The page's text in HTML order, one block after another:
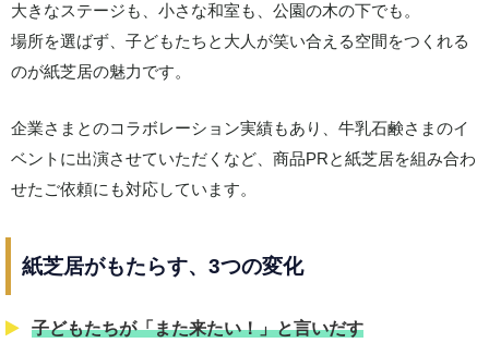
大きなステージも、小さな和室も、公園の木の下でも。
場所を選ばず、子どもたちと大人が笑い合える空間をつくれる
のが紙芝居の魅力です。
企業さまとのコラボレーション実績もあり、牛乳石鹸さまのイ
ベントに出演させていただくなど、商品PRと紙芝居を組み合わ
せたご依頼にも対応しています。
紙芝居がもたらす、3つの変化
子どもたちが「また来たい！」と言いだす